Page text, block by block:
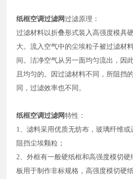
纸框空调过滤网过滤原理：
过滤材料以折叠形式装入高强度模具
大。流入空气中的尘埃粒子被过滤材
间。洁净空气从另一面均匀流出，因
且均匀的。因过滤材料不同，所阻挡
同，过滤效率也不同。
纸框空调过滤网特性：
1、滤料采用优质无纺布，玻璃纤维
阻挡尘埃颗粒；
2、外框有一般硬纸框和高强度模切
板用于制作非标规格，高强度模切硬